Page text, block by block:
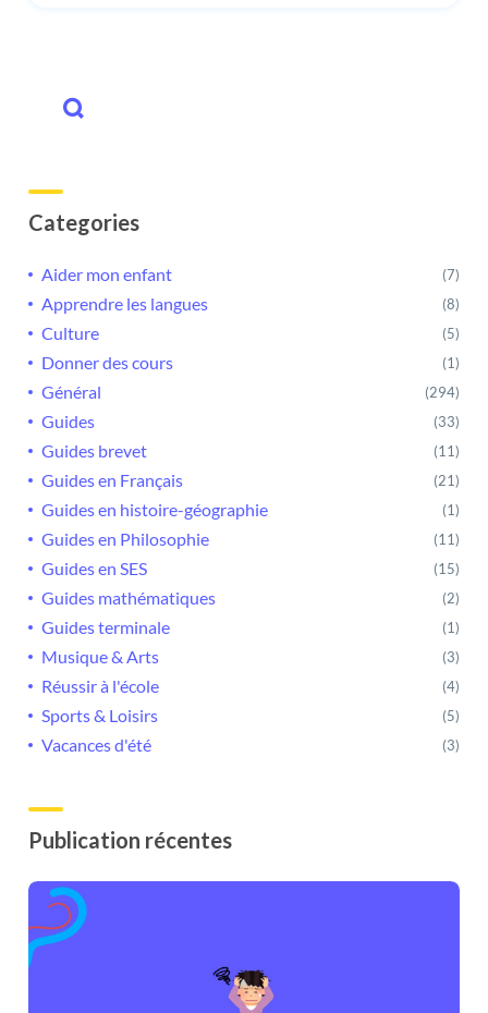
Categories
Aider mon enfant (7)
Apprendre les langues (8)
Culture (5)
Donner des cours (1)
Général (294)
Guides (33)
Guides brevet (11)
Guides en Français (21)
Guides en histoire-géographie (1)
Guides en Philosophie (11)
Guides en SES (15)
Guides mathématiques (2)
Guides terminale (1)
Musique & Arts (3)
Réussir à l'école (4)
Sports & Loisirs (5)
Vacances d'été (3)
Publication récentes